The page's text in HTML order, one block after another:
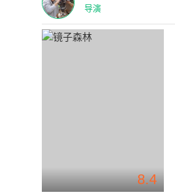
导演
8.4